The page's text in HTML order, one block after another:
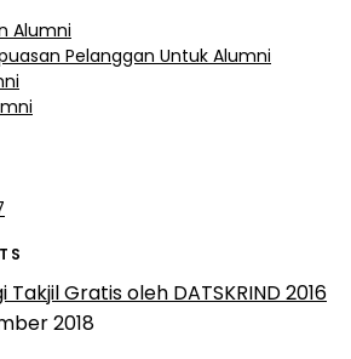
Alumni
Pelanggan Untuk Alumni
Gratis oleh DATSKRIND 2016
2018